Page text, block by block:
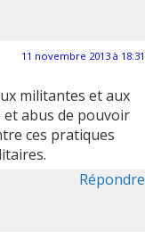
11 novembre 2013 à 18:31
militantes et aux
abus de pouvoir
ces pratiques
Répondre